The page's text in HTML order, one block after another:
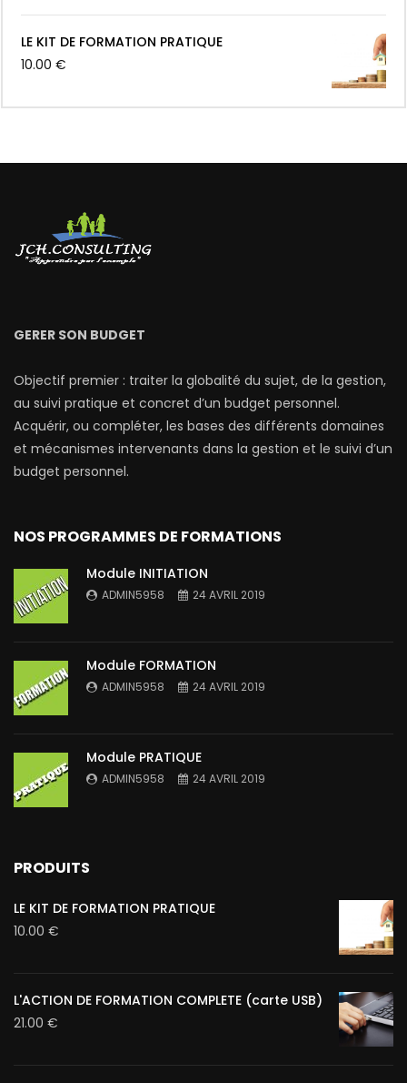
LE KIT DE FORMATION PRATIQUE
10.00 €
GERER SON BUDGET
Objectif premier : traiter la globalité du sujet, de la gestion,
au suivi pratique et concret d’un budget personnel.
Acquérir, ou compléter, les bases des différents domaines
et mécanismes intervenants dans la gestion et le suivi d’un
budget personnel.
NOS PROGRAMMES DE FORMATIONS
Module INITIATION
ADMIN5958 24 AVRIL 2019
Module FORMATION
ADMIN5958 24 AVRIL 2019
Module PRATIQUE
ADMIN5958 24 AVRIL 2019
PRODUITS
LE KIT DE FORMATION PRATIQUE
10.00 €
L'ACTION DE FORMATION COMPLETE (carte USB)
21.00 €